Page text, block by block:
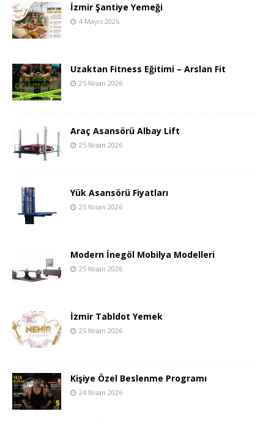
İzmir Şantiye Yemeği
4 Mayıs 2026
Uzaktan Fitness Eğitimi – Arslan Fit
25 Nisan 2026
Araç Asansörü Albay Lift
25 Nisan 2026
Yük Asansörü Fiyatları
25 Nisan 2026
Modern İnegöl Mobilya Modelleri
25 Nisan 2026
İzmir Tabldot Yemek
25 Nisan 2026
Kişiye Özel Beslenme Programı
24 Nisan 2026